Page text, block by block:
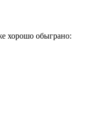
хорошо обыграно: